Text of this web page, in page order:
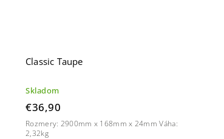
Classic Taupe
Skladom
€36,90
Rozmery: 2900mm x 168mm x 24mm Váha:
2,32kg